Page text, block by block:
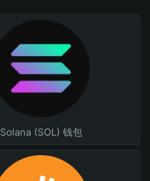
Solana (SOL) 钱包